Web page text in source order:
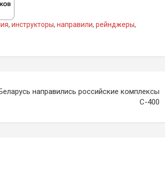
, инструкторы, направили, рейнджеры,
направились российские комплексы
С-400